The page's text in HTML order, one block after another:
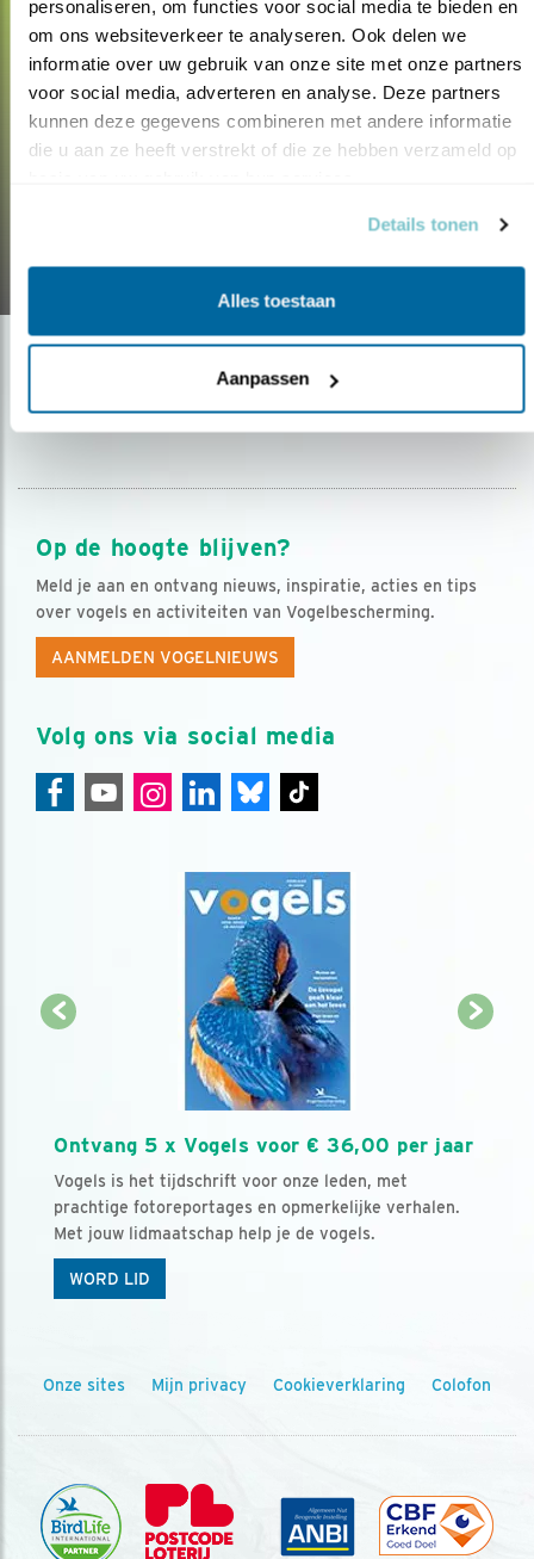
personaliseren, om functies voor social media te bieden en
om ons websiteverkeer te analyseren. Ook delen we
informatie over uw gebruik van onze site met onze partners
voor social media, adverteren en analyse. Deze partners
kunnen deze gegevens combineren met andere informatie
die u aan ze heeft verstrekt of die ze hebben verzameld op
Details tonen
Alles toestaan
Aanpassen
Blog
30.10.19
Op de hoogte blijven?
Meld je aan en ontvang nieuws, inspiratie, acties en tips
over vogels en activiteiten van Vogelbescherming.
AANMELDEN VOGELNIEUWS
Volg ons via social media
Ontvang 5 x Vogels voor € 36,00 per jaar
Vogels is het tijdschrift voor onze leden, met
prachtige fotoreportages en opmerkelijke verhalen.
Met jouw lidmaatschap help je de vogels.
WORD LID
Onze sites Mijn privacy Cookieverklaring Colofon